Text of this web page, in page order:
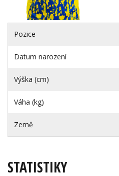
Pozice
Datum narození
Výška (cm)
Váha (kg)
Země
STATISTIKY